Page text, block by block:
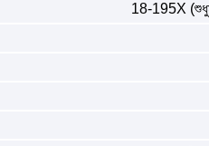
18-195X